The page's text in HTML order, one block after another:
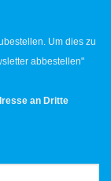
Um dies zu
abbestellen"
an Dritte